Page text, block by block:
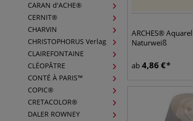
CARAN d'ACHE®
CERNIT®
CHARVIN
CHRISTOPHORUS Verlag
CLAIREFONTAINE
CLÉOPÂTRE
CONTÉ À PARIS™
COPIC®
CRETACOLOR®
DALER ROWNEY
ARCHES®
Naturweiß
ab 4,86 €